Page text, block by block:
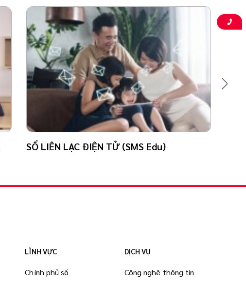
SỔ LIÊN LẠC ĐIỆN TỬ (SMS Edu)
LĨNH VỰC
Chính phủ số
DỊCH VỤ
Công nghệ thông tin